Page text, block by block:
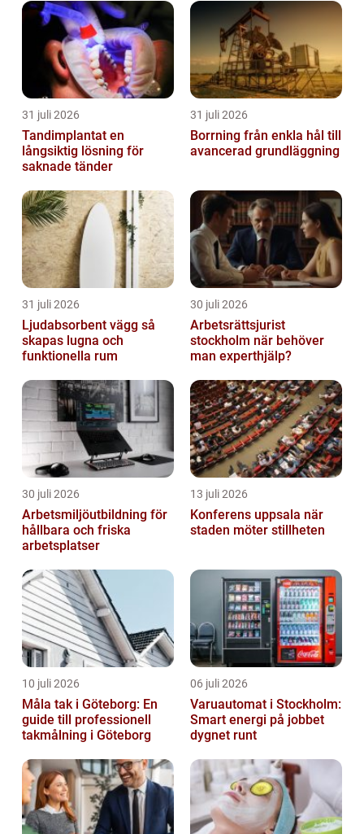
oli...
31 juli 2026
Tandimplantat en
långsiktig lösning för
saknade tänder
31 juli 2026
Borrning från enkla hål till
avancerad grundläggning
31 juli 2026
Ljudabsorbent vägg så
skapas lugna och
funktionella rum
30 juli 2026
Arbetsrättsjurist
stockholm när behöver
man experthjälp?
30 juli 2026
Arbetsmiljöutbildning för
hållbara och friska
arbetsplatser
13 juli 2026
Konferens uppsala när
staden möter stillheten
10 juli 2026
Måla tak i Göteborg: En
guide till professionell
takmålning i Göteborg
06 juli 2026
Varuautomat i Stockholm:
Smart energi på jobbet
dygnet runt